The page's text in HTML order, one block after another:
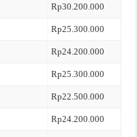
Rp30.200.000
Rp25.300.000
Rp24.200.000
Rp25.300.000
Rp22.500.000
Rp24.200.000